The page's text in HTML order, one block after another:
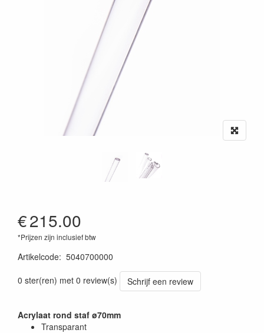
€215.00
*Prijzen zijn inclusief btw
Artikelcode: 5040700000
0 ster(ren) met 0 review(s)
Schrijf een review
Acrylaat rond staf ø70mm
Transparant